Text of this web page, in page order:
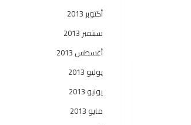
أكتوبر 2013
سبتمبر 2013
أغسطس 2013
يوليو 2013
يونيو 2013
مايو 2013